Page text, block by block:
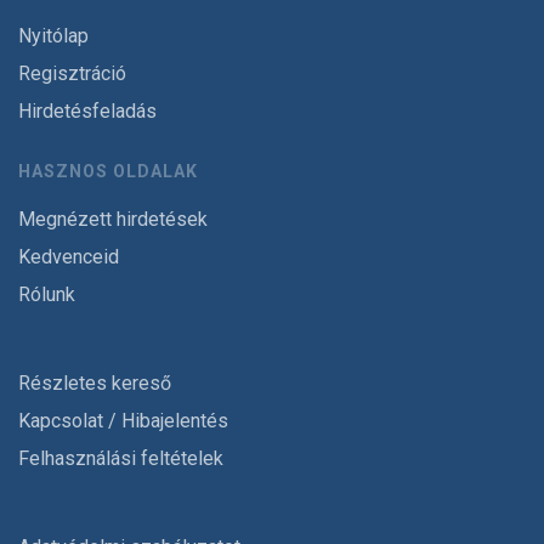
Nyitólap
Regisztráció
Hirdetésfeladás
HASZNOS OLDALAK
Megnézett hirdetések
Kedvenceid
Rólunk
Részletes kereső
Kapcsolat / Hibajelentés
Felhasználási feltételek